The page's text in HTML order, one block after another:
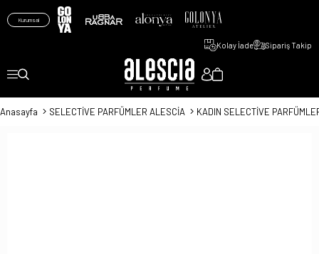
Kurumsal
Kolay İade Sipariş Takip
Anasayfa SELECTİVE PARFÜMLER ALESCİA KADIN SELECTİVE